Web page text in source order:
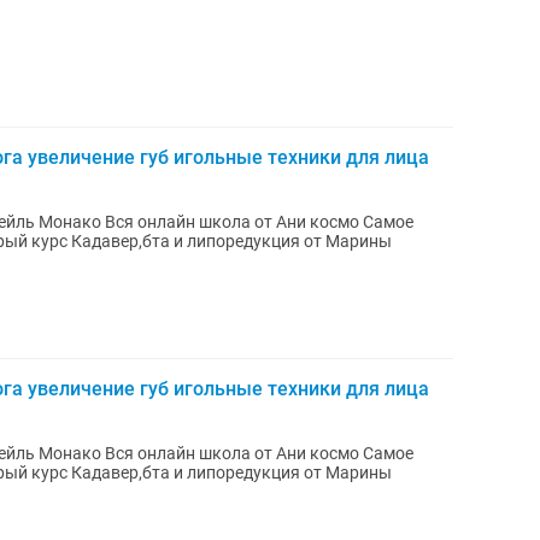
увеличение губ игольные техники для лица
Монако Вся онлайн школа от Ани космо Самое
курс Кадавер,бта и липоредукция от Марины
увеличение губ игольные техники для лица
Монако Вся онлайн школа от Ани космо Самое
курс Кадавер,бта и липоредукция от Марины